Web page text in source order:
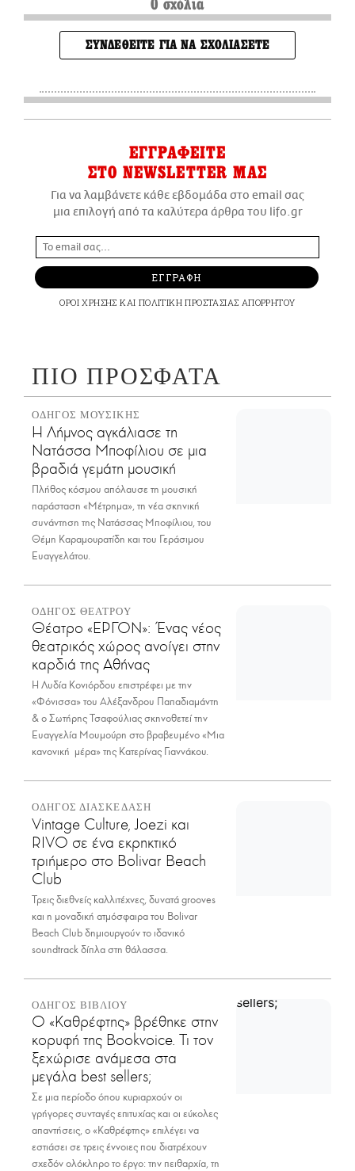
0 σχόλια
ΣΥΝΔΕΘΕΙΤΕ ΓΙΑ ΝΑ ΣΧΟΛΙΑΣΕΤΕ
ΕΓΓΡΑΦΕΙΤΕ
ΣΤΟ NEWSLETTER ΜΑΣ
Για να λαμβάνετε κάθε εβδομάδα στο email σας
μια επιλογή από τα καλύτερα άρθρα του lifo.gr
ΕΓΓΡΑΦΗ
ΟΡΟΙ ΧΡΗΣΗΣ ΚΑΙ ΠΟΛΙΤΙΚΗ ΠΡΟΣΤΑΣΙΑΣ ΑΠΟΡΡΗΤΟΥ
ΠΙΟ ΠΡΟΣΦΑΤΑ
ΟΔΗΓΟΣ ΜΟΥΣΙΚΗΣ
Η Λήμνος αγκάλιασε τη
Νατάσσα Μποφίλιου σε μια
βραδιά γεμάτη μουσική
Πλήθος κόσμου απόλαυσε τη μουσική
παράσταση «Μέτρημα», τη νέα σκηνική
συνάντηση της Νατάσσας Μποφίλιου, του
Θέμη Καραμουρατίδη και του Γεράσιμου
Ευαγγελάτου.
ΟΔΗΓΟΣ ΘΕΑΤΡΟΥ
Θέατρο «ΕΡΓΟΝ»: Ένας νέος
θεατρικός χώρος ανοίγει στην
καρδιά της Αθήνας
Η Λυδία Κονιόρδου επιστρέφει με την
«Φόνισσα» του Αλέξανδρου Παπαδιαμάντη
& ο Σωτήρης Τσαφούλιας σκηνοθετεί την
Ευαγγελία Μουμούρη στο βραβευμένο «Μια
κανονική μέρα» της Κατερίνας Γιαννάκου.
ΟΔΗΓΟΣ ΔΙΑΣΚΕΔΑΣΗ
Vintage Culture, Joezi και
RIVO σε ένα εκρηκτικό
τριήμερο στο Bolivar Beach
Club
Τρεις διεθνείς καλλιτέχνες, δυνατά grooves
και η μοναδική ατμόσφαιρα του Bolivar
Beach Club δημιουργούν το ιδανικό
soundtrack δίπλα στη θάλασσα.
ΟΔΗΓΟΣ ΒΙΒΛΙΟΥ
Ο «Καθρέφτης» βρέθηκε στην
κορυφή της Bookvoice. Τι τον
ξεχώρισε ανάμεσα στα
μεγάλα best sellers;
Σε μια περίοδο όπου κυριαρχούν οι
γρήγορες συνταγές επιτυχίας και οι εύκολες
απαντήσεις, ο «Καθρέφτης» επιλέγει να
εστιάσει σε τρεις έννοιες που διατρέχουν
σχεδόν ολόκληρο το έργο: την πειθαρχία, τη